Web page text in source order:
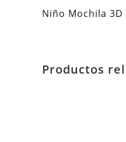
Niño Mochila
Productos